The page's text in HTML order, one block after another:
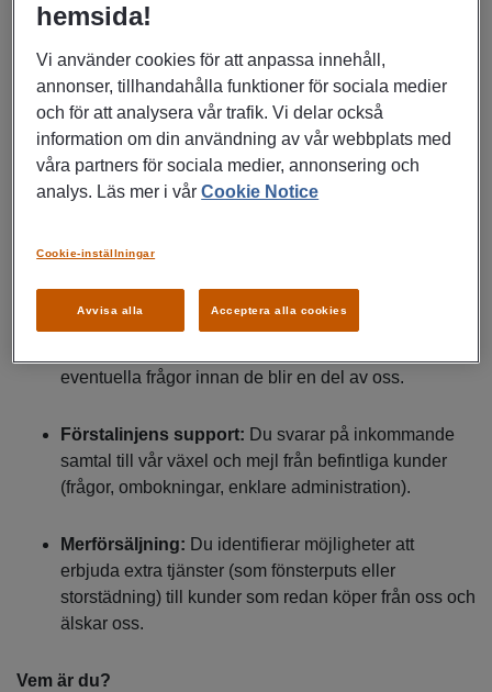
Om rollen:
Det här är ingen vanlig "sitta-och-vänta-kundtjänst". Det
här är en kombinerad support- och säljroll där ditt främsta
uppdrag är att ge en helt oslagbar kundupplevelse och se
till att inkommande förfrågningar blir till bokade städningar.
eventuella frågor innan de blir en del av oss.
Förstalinjens support: Du svarar på inkommande
samtal till vår växel och mejl från befintliga kunder
(frågor, ombokningar, enklare administration).
Merförsäljning: Du identifierar möjligheter att
erbjuda extra tjänster (som fönsterputs eller
storstädning) till kunder som redan köper från oss och
älskar oss.
Vem är du?
hemsida!
Vi använder cookies för att anpassa innehåll,
annonser, tillhandahålla funktioner för sociala medier
och för att analysera vår trafik. Vi delar också
information om din användning av vår webbplats med
våra partners för sociala medier, annonsering och
analys. Läs mer i vårCookie Notice
Avvisa alla Acceptera alla cookies
Cookie-inställningar